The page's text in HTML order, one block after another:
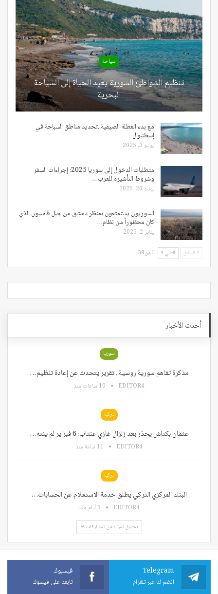
سياحة
تنظيم الشواطئ السورية يعيد الحياة إلى السياحة
البحرية
مع بدء العطلة الصيفية..تحديد مناطق السباحة في
إسطنبول
يوليو 3, 2025
متطلبات الدخول إلى سوريا 2025: إجراءات السفر
وشروط التأشيرة للعرب…
يونيو 20, 2025
السوريون يستمتعون بمنظر دمشق من جبل قاسيون الذي
كان محظوراً من نظام…
يناير 2, 2025
السابق التالي 1 من 38
أحدث الأخبار
سوريا
مذكرة تفاهم سورية روسية.. تقرير يتحدث عن إعادة تنظيم…
EDITOR4 10 ساعات منذ
تركيا
عثمان بكتاش يحذر بعد زلزال غازي عنتاب: 6 فبراير لم ينتهِ…
EDITOR4 11 ساعة منذ
تركيا
البنك المركزي التركي يطلق خدمة الاستعلام عن الحسابات…
EDITOR4 3 أيام منذ
تحميل المزيد من المشاركات
Telegram
انضم لنا عبر تلغرام
فيسبوك
تابعنا على فيسوك